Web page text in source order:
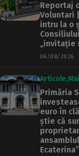
Reportaj
Voluntari
intru la o
„invitație
06/08/2026
Articole
Primăria
euro în
știe că
Ecaterina”